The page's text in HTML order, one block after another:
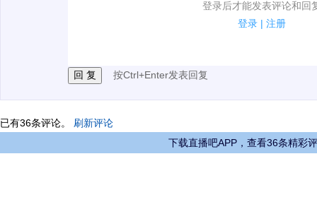
登录后才能发表评论和回
登录 | 注册
按Ctrl+Enter发表回复
已有36条评论。 刷新评论
下载直播吧APP，查看36条精彩